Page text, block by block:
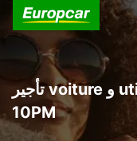
تأجير voiture و utilitaire في Heilbronn Till
10PM